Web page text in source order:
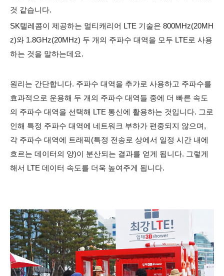
것 같습니다.
SK텔레콤이 제공하는 멀티캐리어 LTE 기술은 800MHz(20MH
z)와 1.8GHz(20MHz) 두 개의 주파수 대역을 모두 LTE로 사용
하는 것을 말하는데요.
원리는 간단합니다. 주파수 대역을 추가로 사용하고 주파수를
효과적으로 운용해 두 개의 주파수 대역들 중에 더 빠른 속도
의 주파수 대역을 선택해 LTE 통신에 활용하는 것입니다. 그로
인해 특정 주파수 대역에 네트워크 부하가 편중되지 않으며,
각 주파수 대역에 트래픽(특정 전송로 상에서 일정 시간 내에
흐르는 데이터의 양)이 분산되는 결과를 얻게 됩니다. 그렇게
해서 LTE 데이터 속도를 더욱 높여주게 됩니다.